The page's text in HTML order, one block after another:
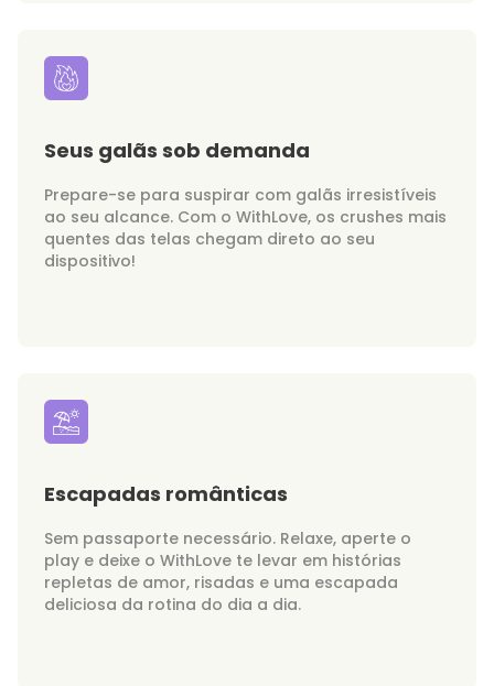
Seus galãs sob demanda
Prepare-se para suspirar com galãs irresistíveis
ao seu alcance. Com o WithLove, os crushes mais
quentes das telas chegam direto ao seu
dispositivo!
Escapadas românticas
Sem passaporte necessário. Relaxe, aperte o
play e deixe o WithLove te levar em histórias
repletas de amor, risadas e uma escapada
deliciosa da rotina do dia a dia.